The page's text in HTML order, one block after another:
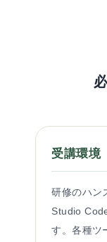
受講環境
研修のハン
Studio
す。各種ツ